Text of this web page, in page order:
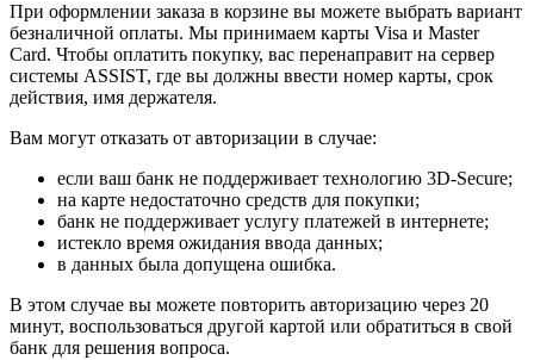
При оформлении заказа в корзине вы можете выбрать вариант
безналичной оплаты. Мы принимаем карты Visa и Master
Card. Чтобы оплатить покупку, вас перенаправит на сервер
системы ASSIST, где вы должны ввести номер карты, срок
действия, имя держателя.
Вам могут отказать от авторизации в случае:
если ваш банк не поддерживает технологию 3D-Secure;
на карте недостаточно средств для покупки;
банк не поддерживает услугу платежей в интернете;
истекло время ожидания ввода данных;
в данных была допущена ошибка.
В этом случае вы можете повторить авторизацию через 20
минут, воспользоваться другой картой или обратиться в свой
банк для решения вопроса.